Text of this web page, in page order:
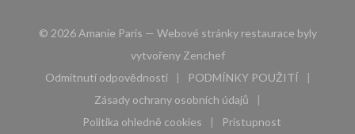
© 2026 Amanie Paris — Webové stránky restaurace byly
vytvořeny Zenchef((otevře se v novém okně))
Odmítnutí odpovědnosti
((otevře se v novém okně))
PODMÍNKY POUŽITÍ
((otevře se v novém
Zásady ochrany osobních údajů
((otevře se v novém okně))
Politika ohledně cookies
Pristupnost